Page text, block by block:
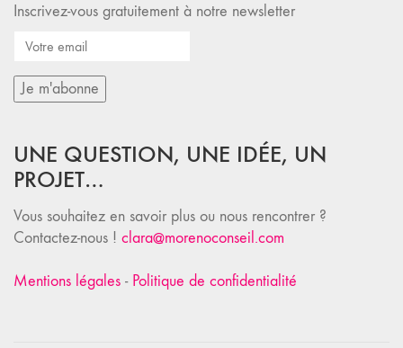
Inscrivez-vous gratuitement à notre newsletter
UNE QUESTION, UNE IDÉE, UN
PROJET…
Vous souhaitez en savoir plus ou nous rencontrer ?
Contactez-nous ! clara@morenoconseil.com
Mentions légales - Politique de confidentialité